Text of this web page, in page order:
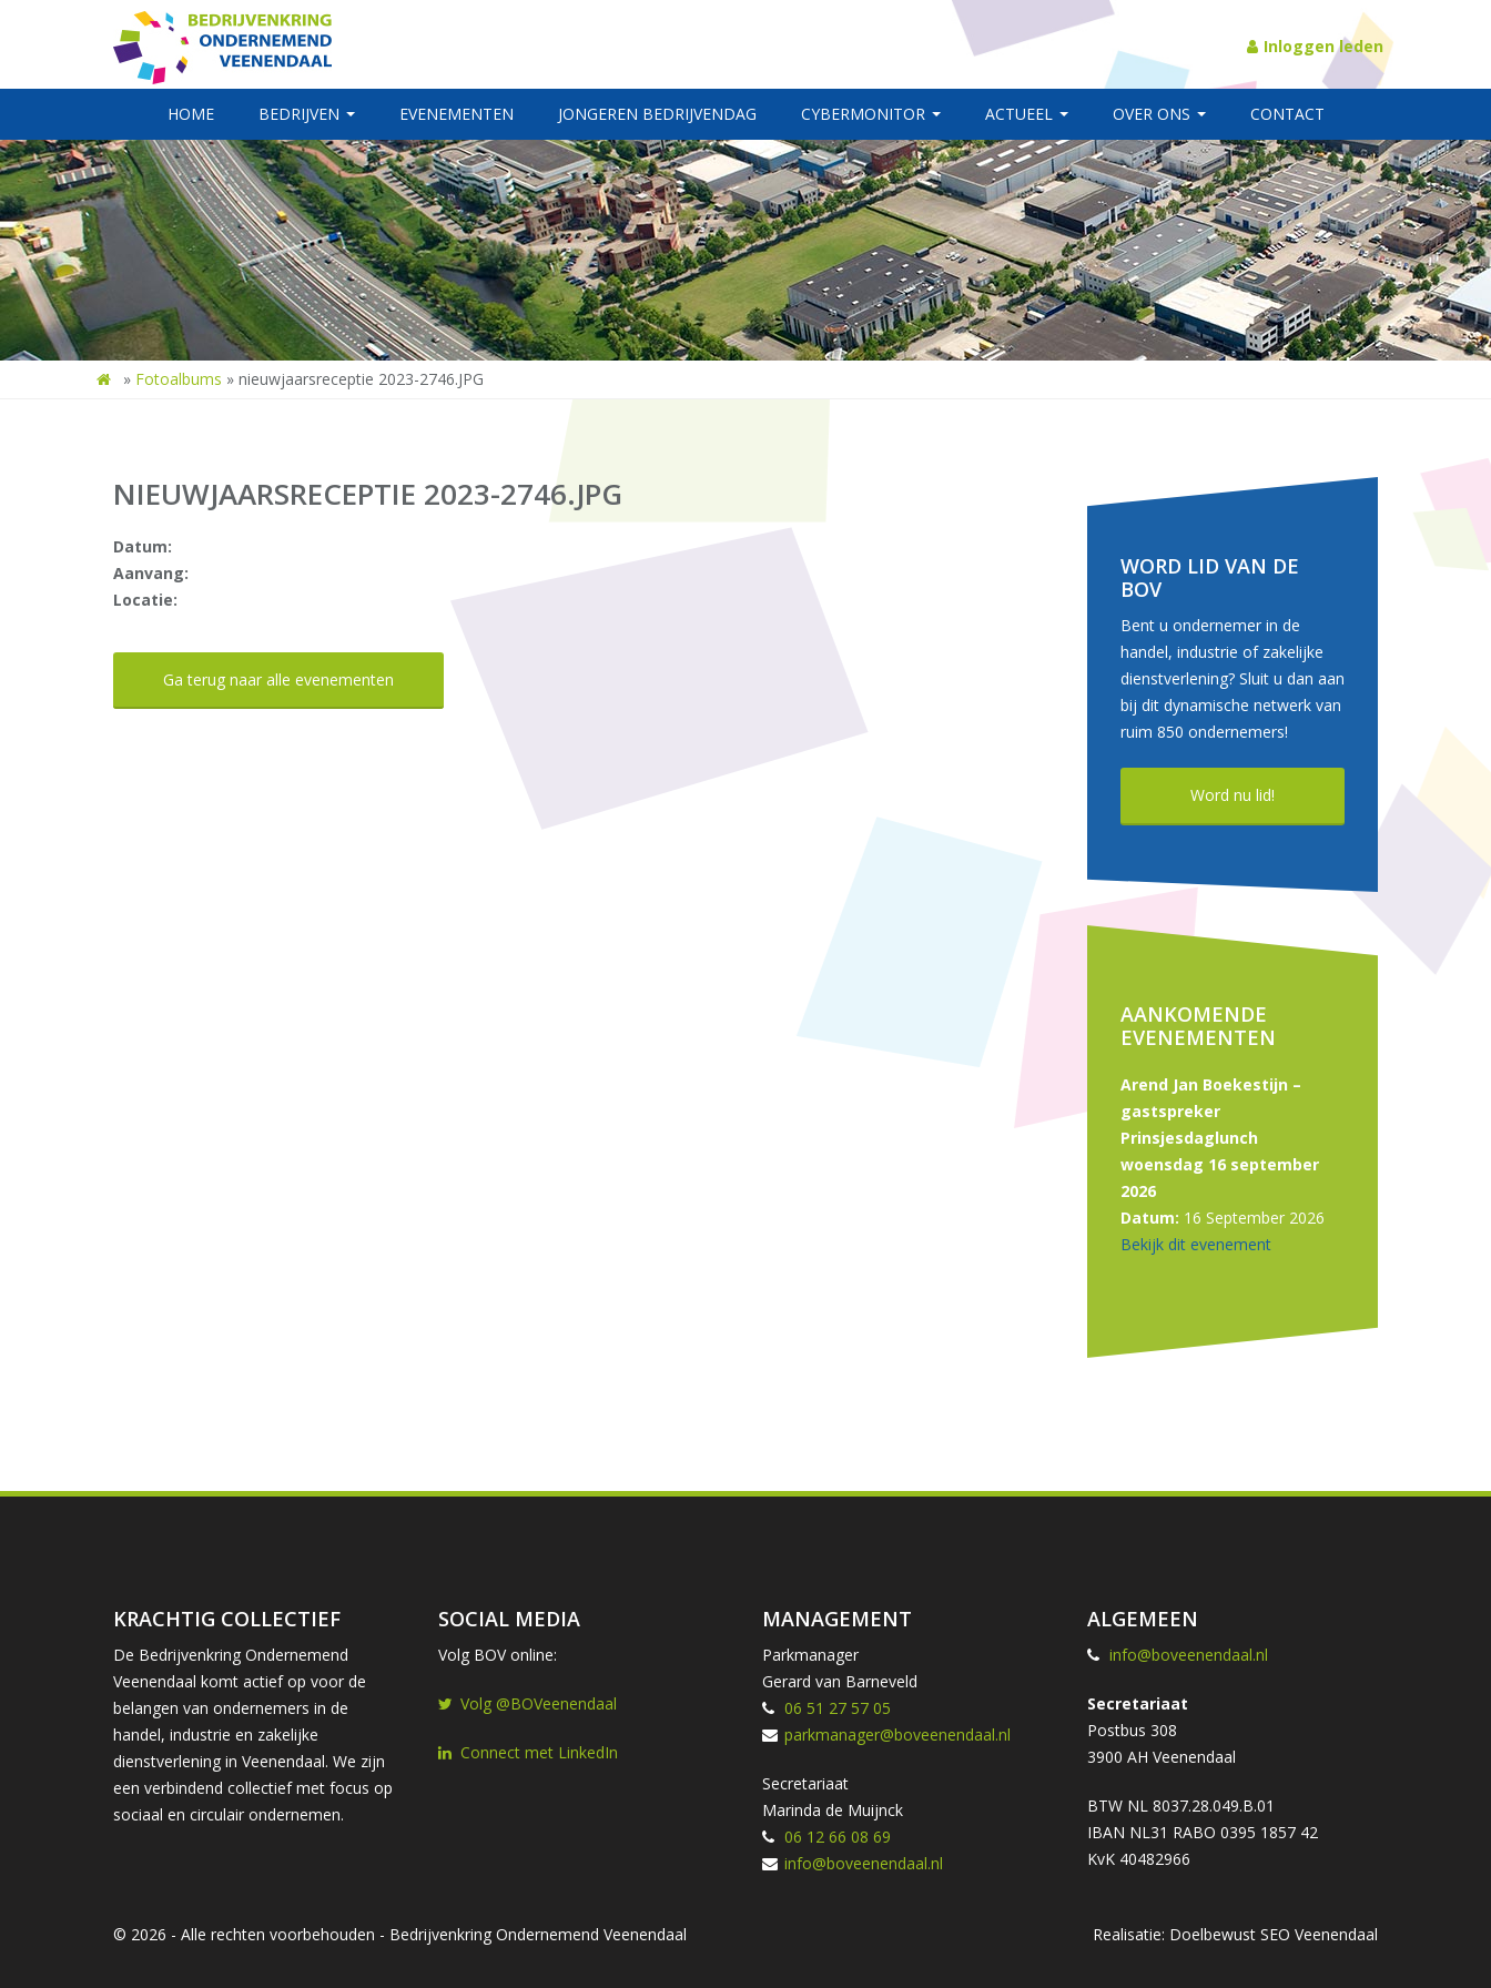
Inloggen leden
HOME BEDRIJVEN EVENEMENTEN JONGEREN BEDRIJVENDAG CYBERMONITOR ACTUEEL OVER ONS CONTACT
» Fotoalbums » nieuwjaarsreceptie 2023-2746.JPG
NIEUWJAARSRECEPTIE 2023-2746.JPG
Datum:
Aanvang:
Locatie:
Ga terug naar alle evenementen
WORD LID VAN DE
BOV
Bent u ondernemer in de
handel, industrie of zakelijke
dienstverlening? Sluit u dan aan
bij dit dynamische netwerk van
ruim 850 ondernemers!
Word nu lid!
AANKOMENDE
EVENEMENTEN
Arend Jan Boekestijn –
gastspreker
Prinsjesdaglunch
woensdag 16 september
2026
Datum: 16 September 2026
Bekijk dit evenement
KRACHTIG COLLECTIEF
De Bedrijvenkring Ondernemend
Veenendaal komt actief op voor de
belangen van ondernemers in de
handel, industrie en zakelijke
dienstverlening in Veenendaal. We zijn
een verbindend collectief met focus op
sociaal en circulair ondernemen.
SOCIAL MEDIA
Volg BOV online:
Volg @BOVeenendaal
Connect met LinkedIn
MANAGEMENT
Parkmanager
Gerard van Barneveld
06 51 27 57 05
parkmanager@boveenendaal.nl
Secretariaat
Marinda de Muijnck
06 12 66 08 69
info@boveenendaal.nl
ALGEMEEN
info@boveenendaal.nl
Secretariaat
Postbus 308
3900 AH Veenendaal
BTW NL 8037.28.049.B.01
IBAN NL31 RABO 0395 1857 42
KvK 40482966
© 2026 - Alle rechten voorbehouden - Bedrijvenkring Ondernemend Veenendaal Realisatie: Doelbewust SEO Veenendaal